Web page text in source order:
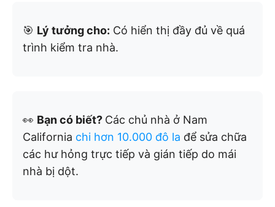
🎯 Lý tưởng cho: Có hiển thị đầy đủ về quá
trình kiểm tra nhà.
👀 Bạn có biết? Các chủ nhà ở Nam
California chi hơn 10.000 đô la để sửa chữa
các hư hỏng trực tiếp và gián tiếp do mái
nhà bị dột.